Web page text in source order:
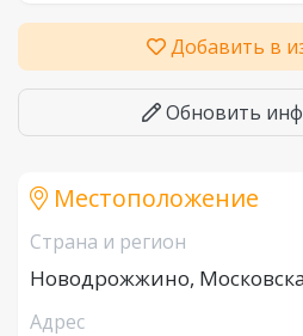
Добавить в
Обновить
Местоположение
Страна и регион
Новодрожжино,
Адрес